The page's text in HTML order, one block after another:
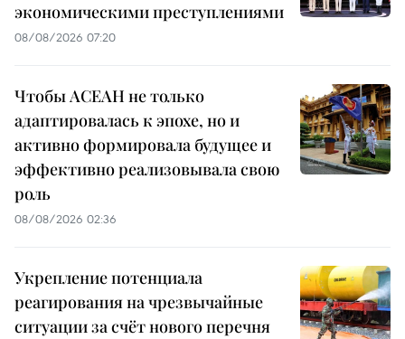
экономическими преступлениями
08/08/2026 07:20
Чтобы АСЕАН не только
адаптировалась к эпохе, но и
активно формировала будущее и
эффективно реализовывала свою
роль
08/08/2026 02:36
Укрепление потенциала
реагирования на чрезвычайные
ситуации за счёт нового перечня